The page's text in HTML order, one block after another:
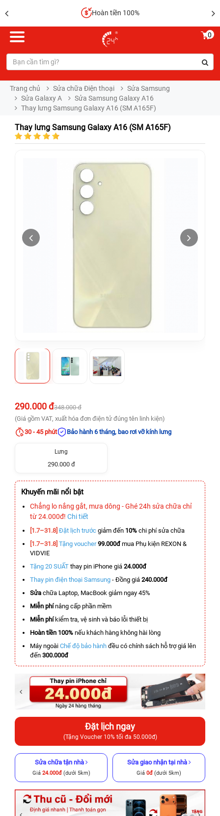
Hoàn tiền 100%
0
Trang chủ Sửa chữa Điện thoại
Sửa Samsung
Sửa Galaxy A
Sửa Samsung Galaxy A16
Thay lưng Samsung Galaxy A16 (SM A165F)
Thay lưng Samsung Galaxy A16 (SM A165F)
290.000 đ348.000 đ
(Giá gồm VAT, xuất hóa đơn điện tử đúng tên linh kiện)
30 - 45 phút
Bảo hành 6 tháng, bao rơi vỡ kính lưng
Lưng
290.000 đ
Khuyến mãi nổi bật
Chẳng lo nắng gắt, mưa dông - Ghé 24h sửa chữa chỉ
từ 24.000đ! Chi tiết
[1.7–31.8] Đặt lịch trước giảm đến 10% chi phí sửa chữa
[1.7–31.8] Tặng voucher 99.000đmua Phụ kiện REXON &
VIDVIE
Tặng 20 SUẤT thay pin iPhone giá 24.000đ
Thay pin điện thoại Samsung - Đồng giá 240.000đ
Sửa chữa Laptop, MacBook giảm ngay 45%
Miễn phínâng cấp phần mềm
Miễn phíkiểm tra, vệ sinh và báo lỗi thiết bị
Hoàn tiền 100% nếu khách hàng không hài lòng
Máy ngoài Chế độ bảo hành đều có chính sách hỗ trợ giá lên
đến 300.000đ
Đặt lịch ngay
(Tặng Voucher 10% tối đa 50.000đ)
Sửa chữa tận nhà
Giá 24.000đ(dưới 5km)
Sửa giao nhận tại nhà
Giá 0đ (dưới 5km)